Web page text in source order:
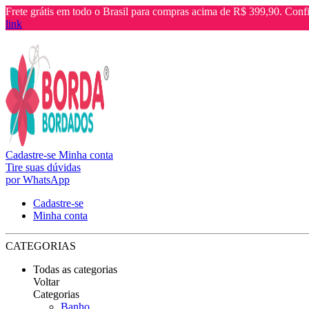
Frete grátis em todo o Brasil para compras acima de R$ 399,90.
link
Cadastre-se Minha conta
Tire suas dúvidas
por WhatsApp
Cadastre-se
Minha conta
CATEGORIAS
Todas as categorias
Voltar
Categorias
Banho